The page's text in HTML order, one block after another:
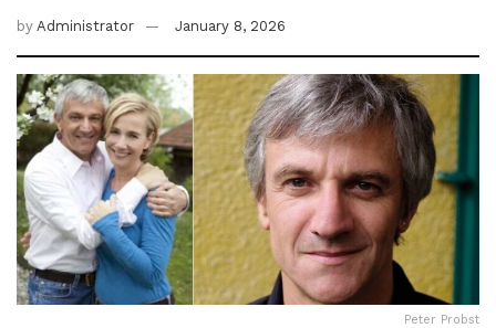
by Administrator January 8, 2026
Peter Probst